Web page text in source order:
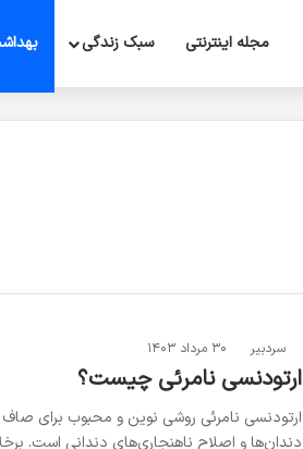
مجله اینترنتی سبک زندگی
سردبیر ۳۰ مرداد ۱۴۰۳
ارتودنسی نامرئی چیست؟
ارتودنسی نامرئی روشی نوین و محبوب برای
دندان‌ها و اصلاح ناهنجاری‌های دندانی است.